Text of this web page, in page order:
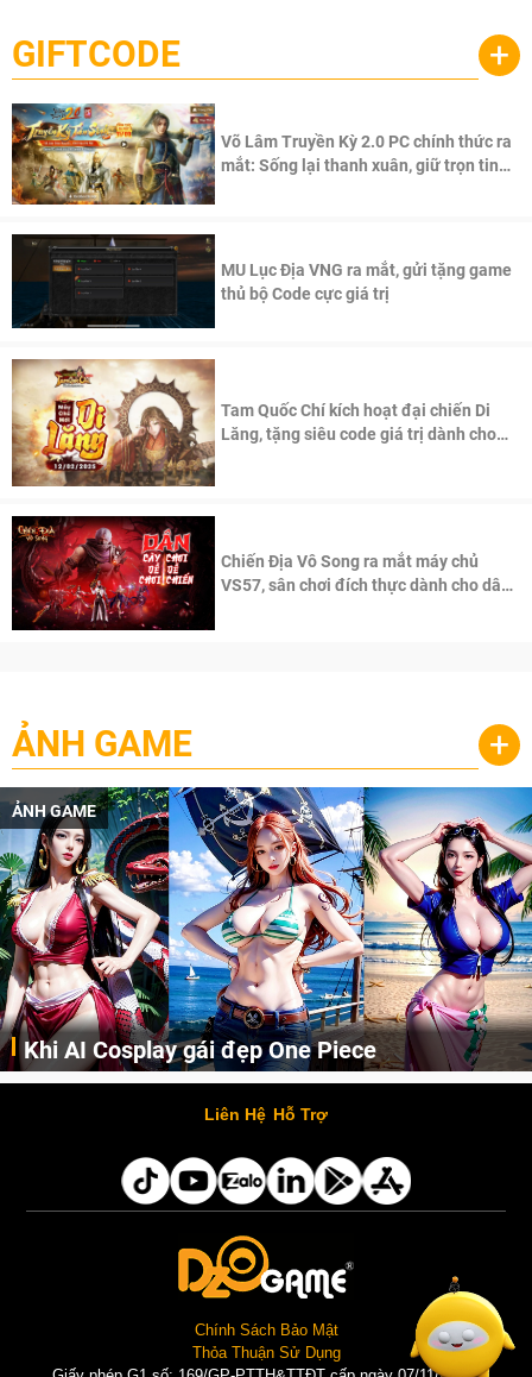
cầu, theo giấy phép chính thức từ công ty game Nhật Bản
Pocketpair, Inc.
GIFTCODE +
Võ Lâm Truyền Kỳ 2.0 PC chính thức ra
mắt: Sống lại thanh xuân, giữ trọn tinh
MU Lục Địa VNG ra mắt, gửi tặng game
thủ bộ Code cực giá trị
Tam Quốc Chí kích hoạt đại chiến Di
Lăng, tặng siêu code giá trị dành cho
Chiến Địa Vô Song ra mắt máy chủ
VS57, sân chơi đích thực dành cho dân
ẢNH GAME +
ẢNH GAME
Khi AI Cosplay gái đẹp One Piece
Những cô nàng nóng bỏng Boa Hancock, Nico Robin, Nami, Yamato hay Perona được AI vẽ lại dưới hình thức Cosplay cực kỳ chuẩn chỉnh.
Liên Hệ Hỗ Trợ
Chính Sách Bảo Mật
Thỏa Thuận Sử Dụng